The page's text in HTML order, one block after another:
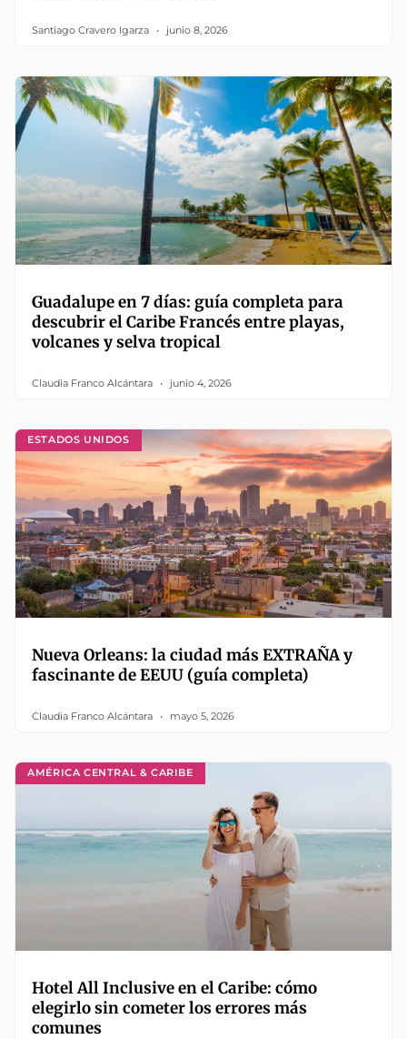
Santiago Cravero Igarza junio 8, 2026
Guadalupe en 7 días: guía completa para
descubrir el Caribe Francés entre playas,
volcanes y selva tropical
Claudia Franco Alcántara junio 4, 2026
ESTADOS UNIDOS
Nueva Orleans: la ciudad más EXTRAÑA y
fascinante de EEUU (guía completa)
Claudia Franco Alcántara mayo 5, 2026
AMÉRICA CENTRAL & CARIBE
Hotel All Inclusive en el Caribe: cómo
elegirlo sin cometer los errores más
comunes